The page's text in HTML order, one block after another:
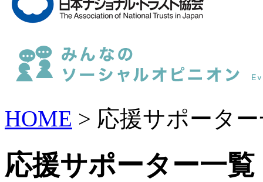
HOME > 応援サポータ
応援サポーター一